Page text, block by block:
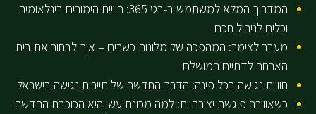
המדריך המלא למשתמש ב-בט 365: חוויית הימורים בינלאומית
וכלים לניהול חכם
מעבר לצימר: המהפכה של מלונות כשרים – איך לבחור את בית
הארחה לדתיים המושלם
חוויות נגישה בכל פינה: הדרך החדשה של תיירות נגישה בישראל
כשאווירה פוגשת יצירתיות: למה מכונת עשן היא הכוכבת החדשה